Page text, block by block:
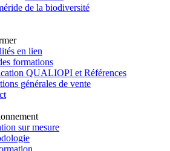
de la biodiversité
en lien
formations
QUALIOPI et Références
générales de vente
sur mesure